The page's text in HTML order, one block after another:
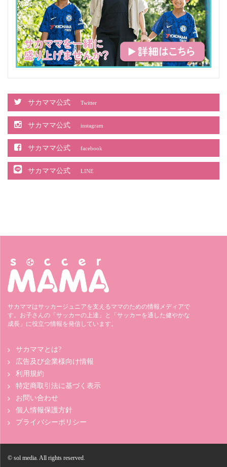
サカママ公式 Twitter
サカママ公式 instagram
サカママ公式 facebook
サカママ公式 LINE
サカママはサッカージュニアを支えるママのための情報メディアで
す。お子さんの「サッカーの上達」と「サッカーを通した健やかな
成長」に役立つ情報を発信しています。
サカママとは?
広告及び企業様向け情報
利用規約
特定商取引法に基づく表示
お問い合わせ
個人情報保護方針
プライバシーポリシー
© sol media. All rights reserved.